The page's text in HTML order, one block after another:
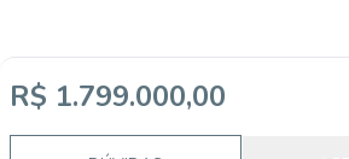
R$ 1.799.000,00
Imobiliária Certificada:
Selo de Tecnologia Loft